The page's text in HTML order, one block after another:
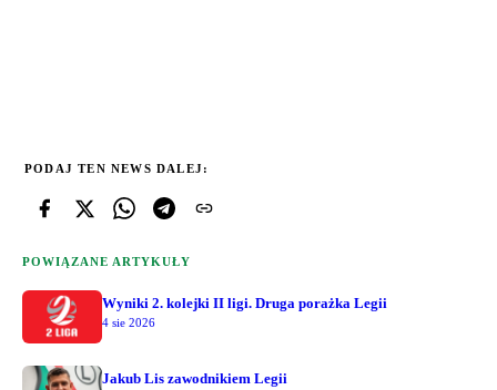
PODAJ TEN NEWS DALEJ:
POWIĄZANE ARTYKUŁY
Wyniki 2. kolejki II ligi. Druga porażka Legii
4 sie 2026
Jakub Lis zawodnikiem Legii